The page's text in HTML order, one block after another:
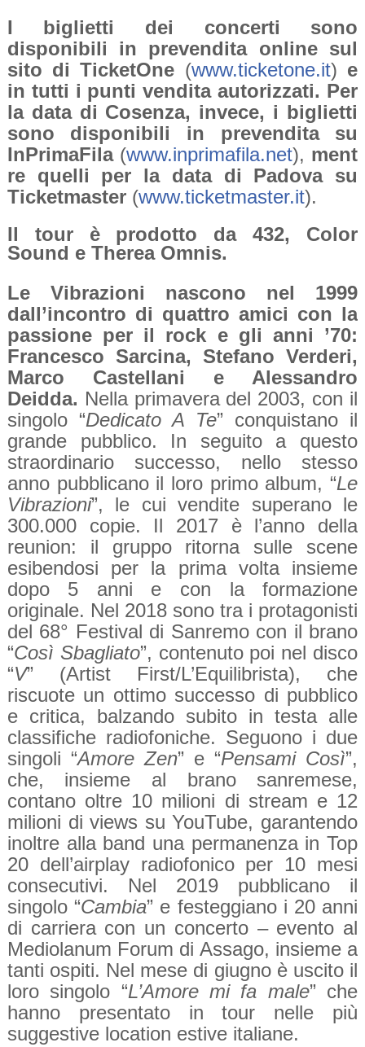
I biglietti dei concerti sono
disponibili in prevendita online sul
sito di TicketOne (www.ticketone.it) e
in tutti i punti vendita autorizzati. Per
la data di Cosenza, invece, i biglietti
sono disponibili in prevendita su
InPrimaFila (www.inprimafila.net), ment
re quelli per la data di Padova su
Ticketmaster (www.ticketmaster.it).
Il tour è prodotto da 432, Color
Sound e Therea Omnis.
Le Vibrazioni nascono nel 1999
dall’incontro di quattro amici con la
passione per il rock e gli anni ’70:
Francesco Sarcina, Stefano Verderi,
Marco Castellani e Alessandro
Deidda. Nella primavera del 2003, con il
singolo “Dedicato A Te” conquistano il
grande pubblico. In seguito a questo
straordinario successo, nello stesso
anno pubblicano il loro primo album, “Le
Vibrazioni”, le cui vendite superano le
300.000 copie. Il 2017 è l’anno della
reunion: il gruppo ritorna sulle scene
esibendosi per la prima volta insieme
dopo 5 anni e con la formazione
originale. Nel 2018 sono tra i protagonisti
del 68° Festival di Sanremo con il brano
“Così Sbagliato”, contenuto poi nel disco
“V” (Artist First/L’Equilibrista), che
riscuote un ottimo successo di pubblico
e critica, balzando subito in testa alle
classifiche radiofoniche. Seguono i due
singoli “Amore Zen” e “Pensami Così”,
che, insieme al brano sanremese,
contano oltre 10 milioni di stream e 12
milioni di views su YouTube, garantendo
inoltre alla band una permanenza in Top
20 dell’airplay radiofonico per 10 mesi
consecutivi. Nel 2019 pubblicano il
singolo “Cambia” e festeggiano i 20 anni
di carriera con un concerto – evento al
Mediolanum Forum di Assago, insieme a
tanti ospiti. Nel mese di giugno è uscito il
loro singolo “L’Amore mi fa male” che
hanno presentato in tour nelle più
suggestive location estive italiane.